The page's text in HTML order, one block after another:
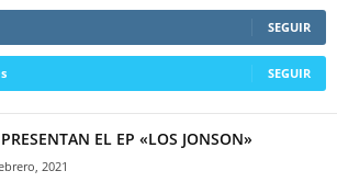
SEGUIR
SEGUIR
EL EP «LOS JONSON»
2021